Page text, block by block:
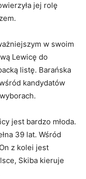
jej rolę
w swoim
Lewicę do
listę. Barańska
kandydatów
jest bardzo młoda.
39 lat. Wśród
z kolei jest
Skiba kieruje